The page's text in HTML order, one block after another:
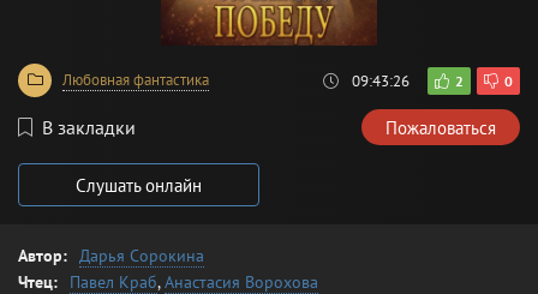
Любовная фантастика 09:43:26 2 0
В закладки Пожаловаться
Слушать онлайн
Автор: Дарья Сорокина
Чтец:
Павел Краб,Анастасия Ворохова